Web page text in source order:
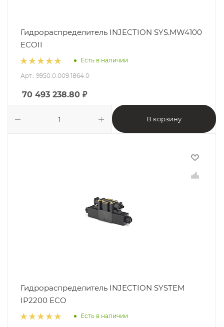
Гидрораспределитель INJECTION SYS.MW4100
ECOII
Есть в наличии
Арт.: 9950.0.009.1864.0
70 493 238.80 ₽
В корзину
Гидрораспределитель INJECTION SYSTEM
IP2200 ECO
Есть в наличии